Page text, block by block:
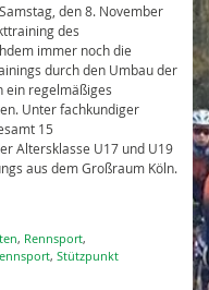
den 8. November
des
immer noch die
durch den Umbau der
ein regelmäßiges
Unter fachkundiger
15
Altersklasse U17 und U19
aus dem Großraum Köln.
, Rennsport,
, Stützpunkt